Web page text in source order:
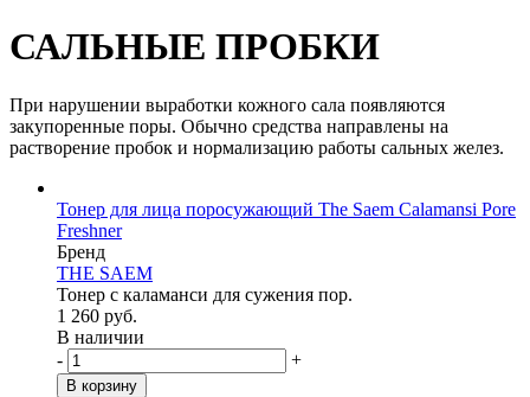
САЛЬНЫЕ ПРОБКИ
При нарушении выработки кожного сала появляются
закупоренные поры. Обычно средства направлены на
растворение пробок и нормализацию работы сальных желез.
Тонер для лица поросужающий The Saem Calamansi Pore
Freshner
Бренд
THE SAEM
Тонер с каламанси для сужения пор.
1 260 руб.
В наличии
-
+
В корзину